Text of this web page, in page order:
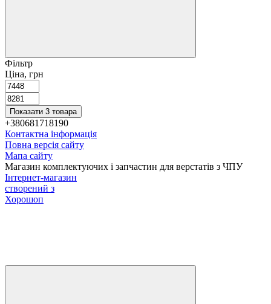
Фільтр
Ціна, грн
Показати 3 товара
+380681718190
Контактна інформація
Повна версія сайту
Мапа сайту
Магазин комплектуючих і запчастин для верстатів з ЧПУ
Інтернет-магазин
створений з
Хорошоп